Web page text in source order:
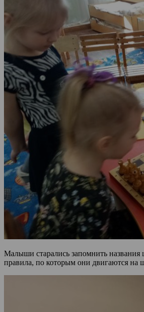
Малыши старались запомнить
правила, по которым они двигаются на